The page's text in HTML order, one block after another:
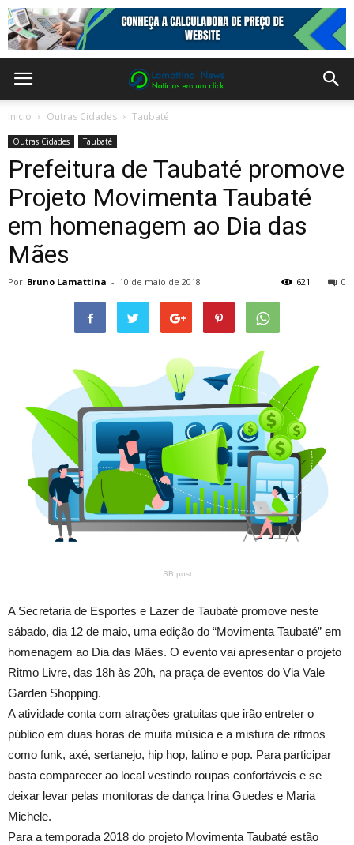
Inicio Outras Cidades Taubaté
Outras Cidades Taubaté
Prefeitura de Taubaté promove
Projeto Movimenta Taubaté
em homenagem ao Dia das
Mães
Por Bruno Lamattina - 10 de maio de 2018 0
621
SB post
A Secretaria de Esportes e Lazer de Taubaté promove neste
sábado, dia 12 de maio, uma edição do “Movimenta Taubaté” em
homenagem ao Dia das Mães. O evento vai apresentar o projeto
Ritmo Livre, das 18h às 20h, na praça de eventos do Via Vale
Garden Shopping.
A atividade conta com atrações gratuitas que irão entreter o
público em duas horas de muita música e a mistura de ritmos
como funk, axé, sertanejo, hip hop, latino e pop. Para participar
basta comparecer ao local vestindo roupas confortáveis e se
deixar levar pelas monitoras de dança Irina Guedes e Maria
Michele.
Para a temporada 2018 do projeto Movimenta Taubaté estão